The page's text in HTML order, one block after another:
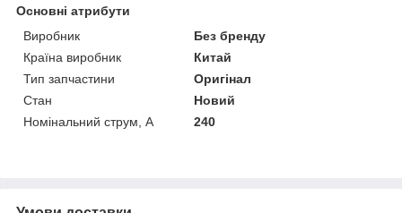
Основні атрибути
Виробник
Без бренду
Країна виробник
Китай
Тип запчастини
Оригінал
Стан
Новий
Номінальний струм, А
240